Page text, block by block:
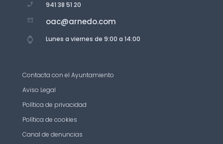
941 38 51 20
oac@arnedo.com
Lunes a viernes de 9:00 a 14:00
Contacta con el Ayuntamiento
Aviso Legal
Política de privacidad
Política de cookies
Canal de denuncias